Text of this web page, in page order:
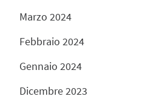
Marzo 2024
Febbraio 2024
Gennaio 2024
Dicembre 2023